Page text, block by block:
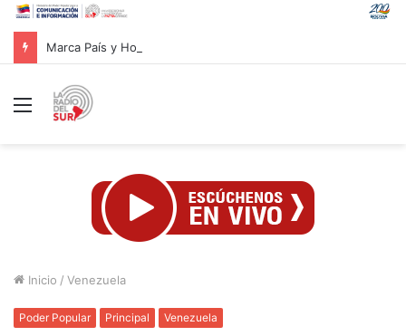
Menú
Inicio / Venezuela
Poder Popular Principal Venezuela